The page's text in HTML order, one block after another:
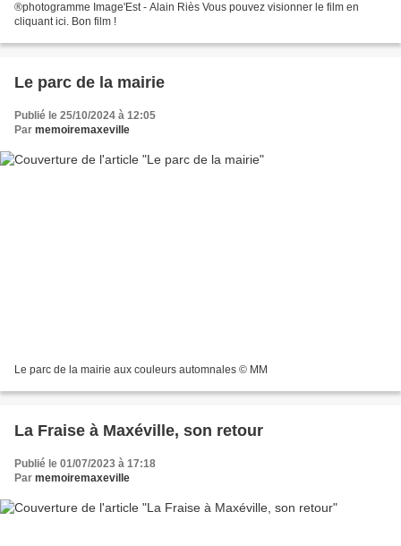
®photogramme Image'Est - Alain Riès Vous pouvez visionner le film en
cliquant ici. Bon film !
Le parc de la mairie
Publié le 25/10/2024 à 12:05
Par memoiremaxeville
Le parc de la mairie aux couleurs automnales © MM
La Fraise à Maxéville, son retour
Publié le 01/07/2023 à 17:18
Par memoiremaxeville